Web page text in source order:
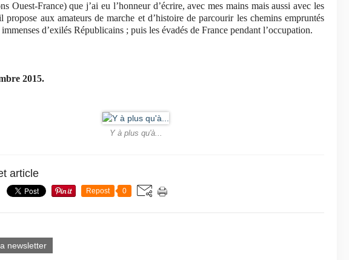
Ouest-France) que j’ai eu l’honneur d’écrire, avec mes mains mais aussi avec les
propose aux amateurs de marche et d’histoire de parcourir les chemins empruntés
d’exilés Républicains ; puis les évadés de France pendant l’occupation.
2015.
Y à plus qu'à...
article
Repost 0
newsletter